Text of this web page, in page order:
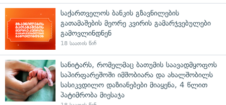
საქართველოს ბანკის გზავნილების
გათამაშების მეორე კვირის გამარჯვებულები
გამოვლინდნენ
18 საათის წინ
სანიტარს, რომელმაც ბათუმის საავადმყოფოს
საპირფარეშოში იმშობიარა და ახალშობილს
სასიკვდილო დაზიანებები მიაყენა, 4 წლით
პატიმრობა მიესაჯა